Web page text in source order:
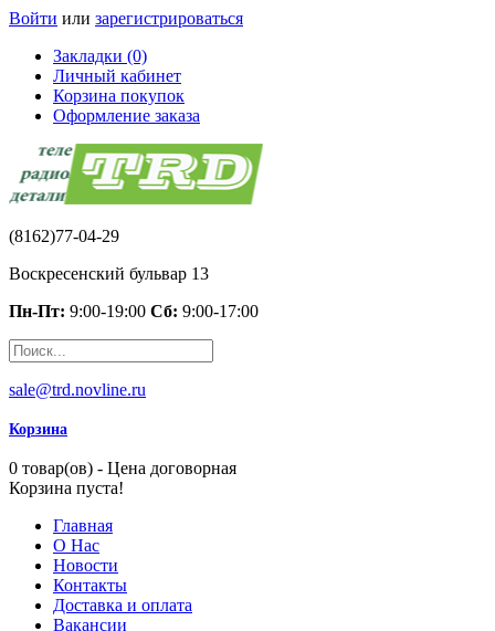
Войти или зарегистрироваться
Закладки (0)
Личный кабинет
Корзина покупок
Оформление заказа
(8162)77-04-29
Воскресенский бульвар 13
Пн-Пт: 9:00-19:00 Сб: 9:00-17:00
sale@trd.novline.ru
Корзина
0 товар(ов) - Цена договорная
Корзина пуста!
Главная
О Нас
Новости
Контакты
Доставка и оплата
Вакансии